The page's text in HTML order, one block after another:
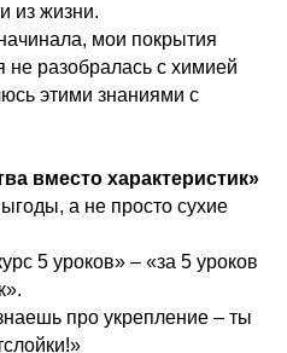
из жизни.
мои покрытия
разобралась с химией
этими знаниями с
вместо характеристик»
а не просто сухие
5 уроков» – «за 5 уроков
про укрепление – ты